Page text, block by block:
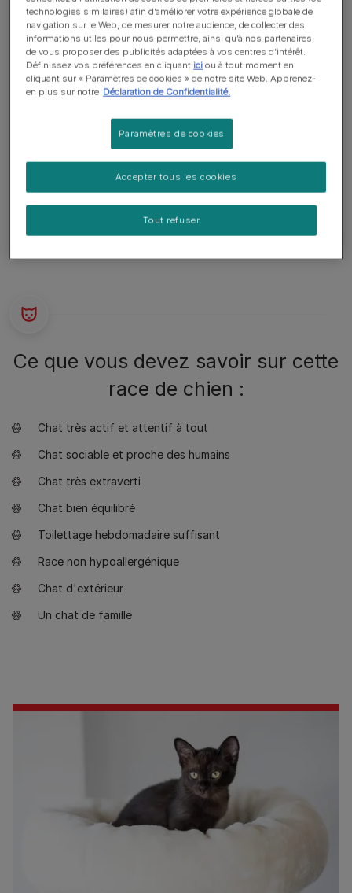
une tête ronde et une silhouette élégante, quoique
musclée. Ce chat n’est pas aussi grand et robuste
que le British Shorthair ni aussi élancé et délicat
que le Siamois. Les yeux, larges et brillants,
présentent toutes les nuances de jaune, l’intensité
variant avec la lumière. La queue est droite et se
finit en pinceau arrondi. Le poil fin, court et brillant,
restant très près du corps, caractérise le Burmese.
chacune, les parties inférieures sont plus claires
que le dos et la transition se fait graduellement.
Ce que vous devez savoir sur cette
race de chien :
Chat très actif et attentif à tout
Chat sociable et proche des humains
Chat très extraverti
Chat bien équilibré
Toilettage hebdomadaire suffisant
Race non hypoallergénique
Chat d'extérieur
Un chat de famille
technologies similaires) afin d’améliorer votre expérience globale de
navigation sur le Web, de mesurer notre audience, de collecter des
informations utiles pour nous permettre, ainsi qu’à nos partenaires,
de vous proposer des publicités adaptées à vos centres d’intérêt.
Définissez vos préférences en cliquant ici ou à tout moment en
cliquant sur « Paramètres de cookies » de notre site Web. Apprenez-
en plus sur notre Déclaration de Confidentialité.
Paramètres de cookies
Tout refuser
Accepter tous les cookies